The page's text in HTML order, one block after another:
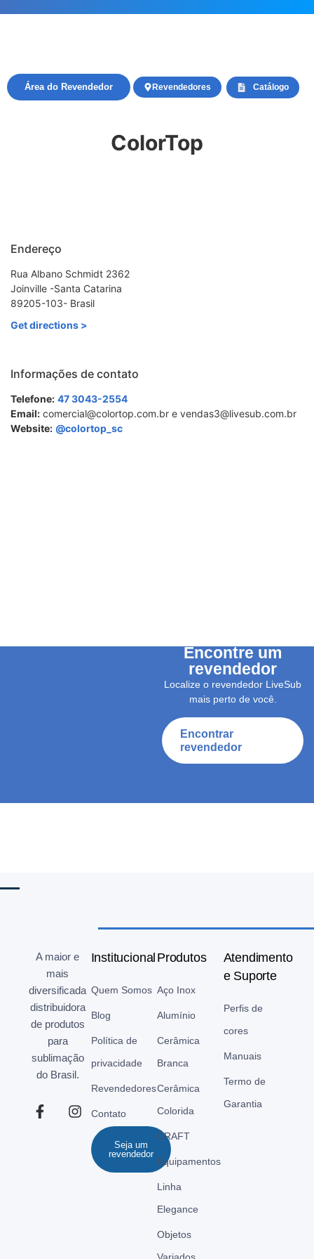
Catálogo
Revendedores
Área do Revendedor
ColorTop
Endereço
Rua Albano Schmidt 2362
Joinville -Santa Catarina
89205-103- Brasil
Get directions >
Informações de contato
Telefone: 47 3043-2554
Email: comercial@colortop.com.br e vendas3@livesub.com.br
Website: @colortop_sc
Encontre um
revendedor
Localize o revendedor LiveSub
mais perto de você.
Encontrar
revendedor
A maior e
mais
diversificada
distribuidora
de produtos
para
sublimação
do Brasil.
Institucional
Quem Somos
Blog
Política de
privacidade
Revendedores
Contato
Seja um
revendedor
Produtos
Aço Inox
Alumínio
Cerâmica
Branca
Cerâmica
Colorida
CRAFT
Equipamentos
Linha
Elegance
Objetos
Atendimento
e Suporte
Perfis de
cores
Manuais
Termo de
Garantia